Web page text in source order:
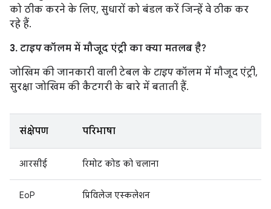
को ठीक करने के लिए, सुधारों को बंडल करें जिन्हें वे ठीक कर
रहे हैं.
3. टाइपकॉलम में मौजूद एंट्री का क्या मतलब है?
जोखिम की जानकारी वाली टेबल के टाइपकॉलम में मौजूद एंट्री,
सुरक्षा जोखिम की कैटगरी के बारे में बताती हैं.
संक्षेपण परिभाषा
आरसीई रिमोट कोड को चलाना
EoP प्रिविलेज एस्कलेशन